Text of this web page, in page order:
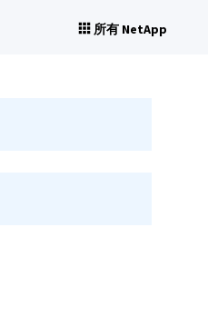
所有 NetApp